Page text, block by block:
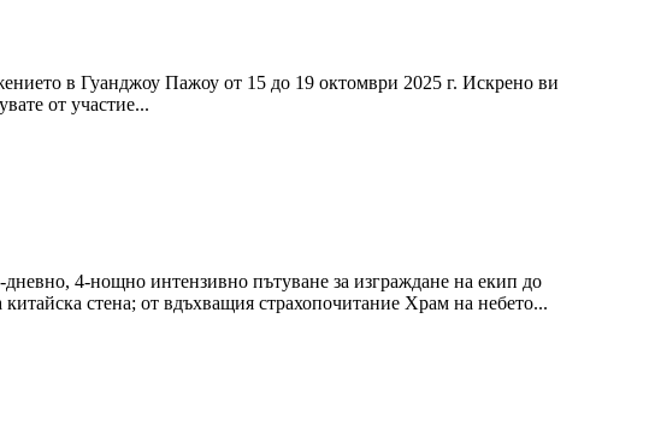
в Гуанджоу Пажоу от 15 до 19 октомври 2025 г. Искрено ви
от участие...
4-нощно интензивно пътуване за изграждане на екип до
стена; от вдъхващия страхопочитание Храм на небето...